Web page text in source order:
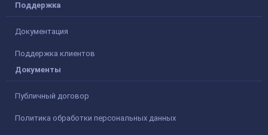
Поддержка
Документация
Поддержка клиентов
Документы
Публичный договор
Политика обработки персональных данных